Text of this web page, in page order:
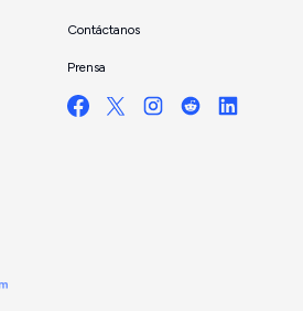
Contáctanos
Prensa